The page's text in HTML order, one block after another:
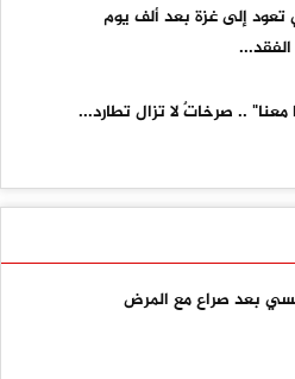
تعود إلى غزة بعد ألف يوم
معنا" .. صرخاتٌ لا تزال تطارد...
بعد صراع مع المرض